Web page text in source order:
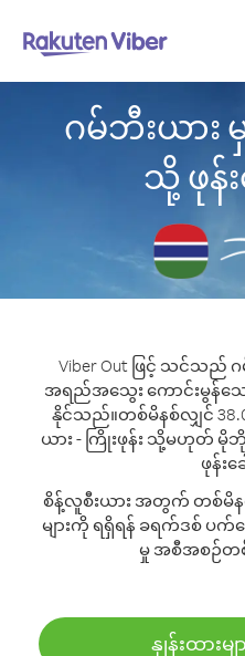
ဂမ်ဘီးယား
သို့ ဖုန်
Viber Out ဖြင့် သင်သည်
အရည်အသွေး ကောင်းမွန်သေ
နိုင်သည်။တစ်မိနစ်လျှင်
ယား - ကြိုးဖုန်း သို့မဟုတ်
ဖုန်းခ
စိန့်လူစီးယား အတွက် တစ်မိန
များကို ရရှိရန် ခရက်ဒစ် ပက်
မှု အစီအစဉ်တ
နှုန်းထားမ